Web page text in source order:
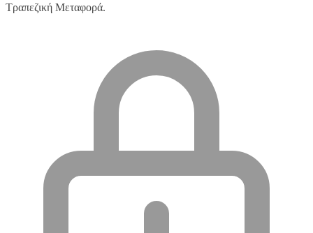
Τραπεζική Μεταφορά.